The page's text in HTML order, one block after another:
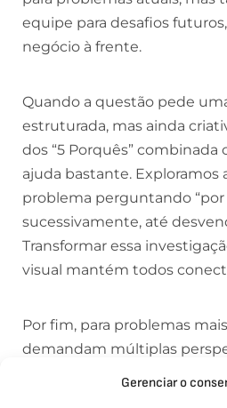
Gerenciar o
equipe para desafios
negócio à frente.
Quando a questão pede
estruturada, mas ainda
dos “5 Porquês” combinada
ajuda bastante. Exploramos
problema perguntando “por
sucessivamente, até
Transformar essa
visual mantém todos
Por fim, para problemas
demandam múltiplas
“World Café” ou “Open